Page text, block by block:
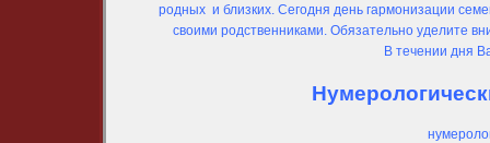
родных и близких. Сегодня день гармонизации
своими родственниками. Обязательно уделите
В течении дня